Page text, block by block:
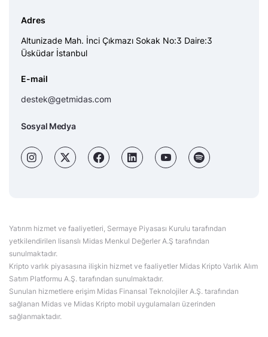
Adres
Altunizade Mah. İnci Çıkmazı Sokak No:3 Daire:3
Üsküdar İstanbul
E-mail
destek@getmidas.com
Sosyal Medya
Yatırım hizmet ve faaliyetleri, Sermaye Piyasası Kurulu tarafından
yetkilendirilen lisanslı Midas Menkul Değerler A.Ş tarafından
sunulmaktadır.
Kripto varlık piyasasına ilişkin hizmet ve faaliyetler Midas Kripto Varlık Alım
Satım Platformu A.Ş. tarafından sunulmaktadır.
Sunulan hizmetlere erişim Midas Finansal Teknolojiler A.Ş. tarafından
sağlanan Midas ve Midas Kripto mobil uygulamaları üzerinden
sağlanmaktadır.